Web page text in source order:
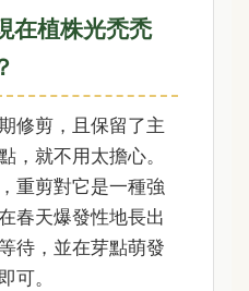
在植株光禿禿
修剪，且保留了主
，就不用太擔心。
重剪對它是一種強
春天爆發性地長出
待，並在芽點萌發
可。